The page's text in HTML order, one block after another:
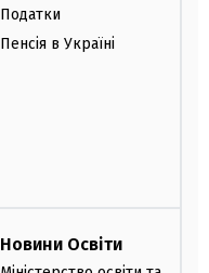
Податки
Пенсія в Україні
Новини Освіти